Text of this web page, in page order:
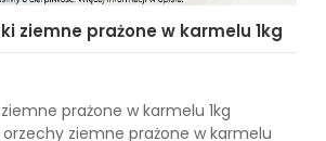
ziemne prażone w karmelu 1kg
prażone w karmelu 1kg
orzechy ziemne prażone w karmelu